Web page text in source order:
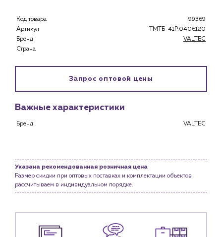
Сервис и обслуживание инженерных систем
Новости
Контактные данные
Код товара
99369
Артикул
ТМТБ-41P.0406120
Бренд
VALTEC
Страна
Запрос оптовой цены
Важные характеристики
Бренд VALTEC
Указана рекомендованная розничная цена
Размер скидки при оптовых поставках и комплектации объектов
рассчитываем в индивидуальном порядке.